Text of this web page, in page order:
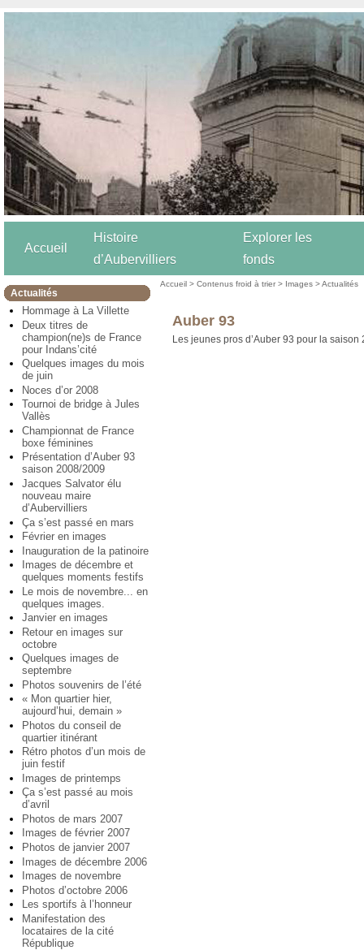
Accueil
Histoire
d’Aubervilliers
Explorer les
fonds
Actualités
Hommage à La Villette
Deux titres de
champion(ne)s de France
pour Indans’cité
Quelques images du mois
de juin
Noces d’or 2008
Tournoi de bridge à Jules
Vallès
Championnat de France
boxe féminines
Présentation d’Auber 93
saison 2008/2009
Jacques Salvator élu
nouveau maire
d’Aubervilliers
Ça s’est passé en mars
Février en images
Inauguration de la patinoire
Images de décembre et
quelques moments festifs
Le mois de novembre... en
quelques images.
Janvier en images
Retour en images sur
octobre
Quelques images de
septembre
Photos souvenirs de l’été
« Mon quartier hier,
aujourd’hui, demain »
Photos du conseil de
quartier itinérant
Rétro photos d’un mois de
juin festif
Images de printemps
Ça s’est passé au mois
d’avril
Photos de mars 2007
Images de février 2007
Photos de janvier 2007
Images de décembre 2006
Images de novembre
Photos d’octobre 2006
Les sportifs à l’honneur
Manifestation des
locataires de la cité
République
Accueil >Contenus froid à trier > Images >Actualités
Auber 93
Les jeunes pros d’Auber 93 pour la saison